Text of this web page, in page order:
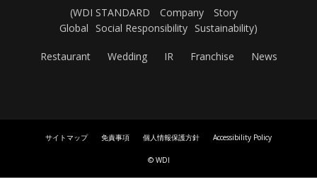
(WDI STANDARD Company
Story
Global Social Responsibility Sustainability)
Restaurant Wedding IR Franchise News
サイトマップ 免責事項 個人情報保護方針 Accessibility Policy
© WDI